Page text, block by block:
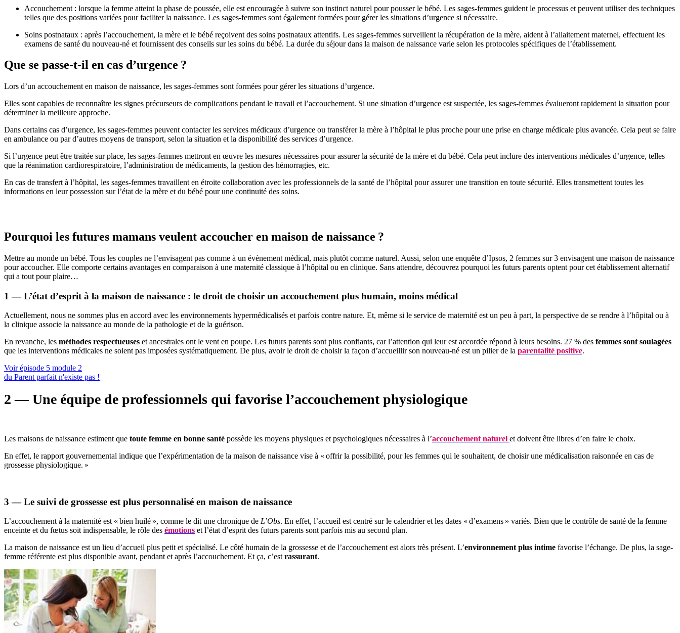
Accouchement : lorsque la femme atteint la phase de poussée, elle est encouragée à suivre son instinct naturel pour pousser le bébé. Les sages-femmes guident le processus et peuvent utiliser des techniques
telles que des positions variées pour faciliter la naissance. Les sages-femmes sont également formées pour gérer les situations d’urgence si nécessaire.
Soins postnataux : après l’accouchement, la mère et le bébé reçoivent des soins postnataux attentifs. Les sages-femmes surveillent la récupération de la mère, aident à l’allaitement maternel, effectuent les
examens de santé du nouveau-né et fournissent des conseils sur les soins du bébé. La durée du séjour dans la maison de naissance varie selon les protocoles spécifiques de l’établissement.
Que se passe-t-il en cas d’urgence ?
Lors d’un accouchement en maison de naissance, les sages-femmes sont formées pour gérer les situations d’urgence.
Elles sont capables de reconnaître les signes précurseurs de complications pendant le travail et l’accouchement. Si une situation d’urgence est suspectée, les sages-femmes évalueront rapidement la situation pour
déterminer la meilleure approche.
Dans certains cas d’urgence, les sages-femmes peuvent contacter les services médicaux d’urgence ou transférer la mère à l’hôpital le plus proche pour une prise en charge médicale plus avancée. Cela peut se faire
en ambulance ou par d’autres moyens de transport, selon la situation et la disponibilité des services d’urgence.
Si l’urgence peut être traitée sur place, les sages-femmes mettront en œuvre les mesures nécessaires pour assurer la sécurité de la mère et du bébé. Cela peut inclure des interventions médicales d’urgence, telles
que la réanimation cardiorespiratoire, l’administration de médicaments, la gestion des hémorragies, etc.
En cas de transfert à l’hôpital, les sages-femmes travaillent en étroite collaboration avec les professionnels de la santé de l’hôpital pour assurer une transition en toute sécurité. Elles transmettent toutes les
informations en leur possession sur l’état de la mère et du bébé pour une continuité des soins.
Pourquoi les futures mamans veulent accoucher en maison de naissance ?
Mettre au monde un bébé. Tous les couples ne l’envisagent pas comme à un évènement médical, mais plutôt comme naturel. Aussi, selon une enquête d’Ipsos, 2 femmes sur 3 envisagent une maison de naissance
pour accoucher. Elle comporte certains avantages en comparaison à une maternité classique à l’hôpital ou en clinique. Sans attendre, découvrez pourquoi les futurs parents optent pour cet établissement alternatif
qui a tout pour plaire…
1 — L’état d’esprit à la maison de naissance : le droit de choisir un accouchement plus humain, moins médical
Actuellement, nous ne sommes plus en accord avec les environnements hypermédicalisés et parfois contre nature. Et, même si le service de maternité est un peu à part, la perspective de se rendre à l’hôpital ou à
la clinique associe la naissance au monde de la pathologie et de la guérison.
En revanche, les méthodes respectueuses et ancestrales ont le vent en poupe. Les futurs parents sont plus confiants, car l’attention qui leur est accordée répond à leurs besoins. 27 % des femmes sont soulagées
que les interventions médicales ne soient pas imposées systématiquement. De plus, avoir le droit de choisir la façon d’accueillir son nouveau-né est un pilier de la parentalité positive.
Voir épisode 5 module 2
du Parent parfait n'existe pas !
2 — Une équipe de professionnels qui favorise l’accouchement physiologique
Les maisons de naissance estiment que toute femme en bonne santé possède les moyens physiques et psychologiques nécessaires à l’accouchement naturel et doivent être libres d’en faire le choix.
En effet, le rapport gouvernemental indique que l’expérimentation de la maison de naissance vise à « offrir la possibilité, pour les femmes qui le souhaitent, de choisir une médicalisation raisonnée en cas de
grossesse physiologique. »
3 — Le suivi de grossesse est plus personnalisé en maison de naissance
L’accouchement à la maternité est « bien huilé », comme le dit une chronique de L’Obs. En effet, l’accueil est centré sur le calendrier et les dates « d’examens » variés. Bien que le contrôle de santé de la femme
enceinte et du fœtus soit indispensable, le rôle des émotions et l’état d’esprit des futurs parents sont parfois mis au second plan.
La maison de naissance est un lieu d’accueil plus petit et spécialisé. Le côté humain de la grossesse et de l’accouchement est alors très présent. L’environnement plus intime favorise l’échange. De plus, la sage-
femme référente est plus disponible avant, pendant et après l’accouchement. Et ça, c’est rassurant.